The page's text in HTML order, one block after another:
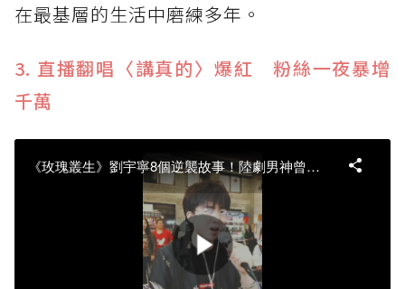
在最基層的生活中磨練多年。
3. 直播翻唱〈講真的〉爆紅 粉絲一夜暴增
千萬